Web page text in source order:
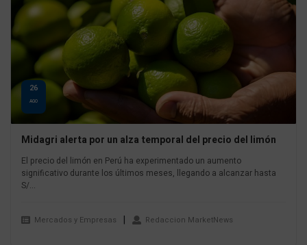
26
AGO
Midagri alerta por un alza temporal del precio del limón
El precio del limón en Perú ha experimentado un aumento
significativo durante los últimos meses, llegando a alcanzar hasta
S/...
Mercados y Empresas Redaccion MarketNews